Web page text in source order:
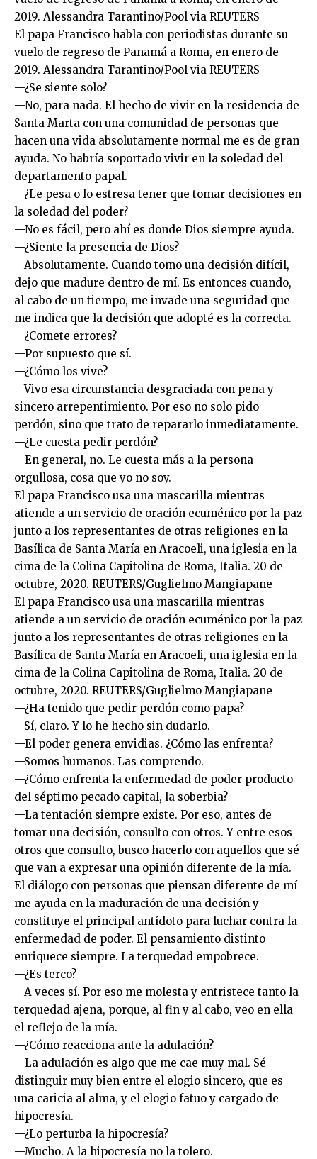
2019. Alessandra Tarantino/Pool via REUTERS
El papa Francisco habla con periodistas durante su
vuelo de regreso de Panamá a Roma, en enero de
2019. Alessandra Tarantino/Pool via REUTERS
—¿Se siente solo?
—No, para nada. El hecho de vivir en la residencia de
Santa Marta con una comunidad de personas que
hacen una vida absolutamente normal me es de gran
ayuda. No habría soportado vivir en la soledad del
departamento papal.
—¿Le pesa o lo estresa tener que tomar decisiones en
la soledad del poder?
—No es fácil, pero ahí es donde Dios siempre ayuda.
—¿Siente la presencia de Dios?
—Absolutamente. Cuando tomo una decisión difícil,
dejo que madure dentro de mí. Es entonces cuando,
al cabo de un tiempo, me invade una seguridad que
me indica que la decisión que adopté es la correcta.
—¿Comete errores?
—Por supuesto que sí.
—¿Cómo los vive?
—Vivo esa circunstancia desgraciada con pena y
sincero arrepentimiento. Por eso no solo pido
perdón, sino que trato de repararlo inmediatamente.
—¿Le cuesta pedir perdón?
—En general, no. Le cuesta más a la persona
orgullosa, cosa que yo no soy.
El papa Francisco usa una mascarilla mientras
atiende a un servicio de oración ecuménico por la paz
junto a los representantes de otras religiones en la
Basílica de Santa María en Aracoeli, una iglesia en la
cima de la Colina Capitolina de Roma, Italia. 20 de
octubre, 2020. REUTERS/Guglielmo Mangiapane
El papa Francisco usa una mascarilla mientras
atiende a un servicio de oración ecuménico por la paz
junto a los representantes de otras religiones en la
Basílica de Santa María en Aracoeli, una iglesia en la
cima de la Colina Capitolina de Roma, Italia. 20 de
octubre, 2020. REUTERS/Guglielmo Mangiapane
—¿Ha tenido que pedir perdón como papa?
—Sí, claro. Y lo he hecho sin dudarlo.
—El poder genera envidias. ¿Cómo las enfrenta?
—Somos humanos. Las comprendo.
—¿Cómo enfrenta la enfermedad de poder producto
del séptimo pecado capital, la soberbia?
—La tentación siempre existe. Por eso, antes de
tomar una decisión, consulto con otros. Y entre esos
otros que consulto, busco hacerlo con aquellos que sé
que van a expresar una opinión diferente de la mía.
El diálogo con personas que piensan diferente de mí
me ayuda en la maduración de una decisión y
constituye el principal antídoto para luchar contra la
enfermedad de poder. El pensamiento distinto
enriquece siempre. La terquedad empobrece.
—¿Es terco?
—A veces sí. Por eso me molesta y entristece tanto la
terquedad ajena, porque, al fin y al cabo, veo en ella
el reflejo de la mía.
—¿Cómo reacciona ante la adulación?
—La adulación es algo que me cae muy mal. Sé
distinguir muy bien entre el elogio sincero, que es
una caricia al alma, y el elogio fatuo y cargado de
hipocresía.
—¿Lo perturba la hipocresía?
—Mucho. A la hipocresía no la tolero.